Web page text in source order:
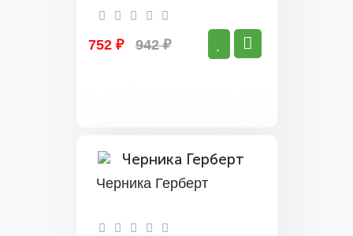
752 ₽ 942 ₽
Черника Герберт